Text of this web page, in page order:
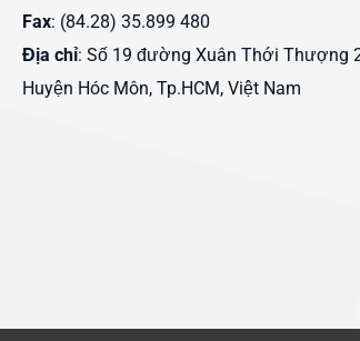
Fax: (84.28) 35.899 480
Địa chỉ: Số 19 đường Xuân Thới Thượng
Huyện Hóc Môn, Tp.HCM, Việt Nam